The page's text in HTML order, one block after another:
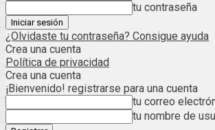
tu contraseña
¿Olvidaste tu contraseña? Consigue ayuda
Crea una cuenta
Política de privacidad
Crea una cuenta
¡Bienvenido! registrarse para una cuenta
tu correo
tu nombre de